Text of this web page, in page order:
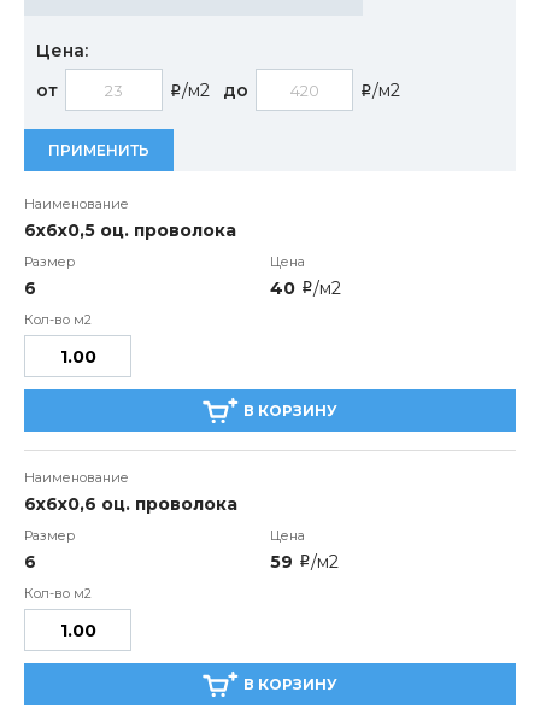
Цена:
от
i/м2 до i/м2
ПРИМЕНИТЬ
6х6х0,5 оц. проволока
6 40 i/м2
В КОРЗИНУ
6х6х0,6 оц. проволока
6 59 i/м2
В КОРЗИНУ